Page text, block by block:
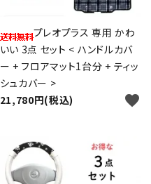
プレオプラス 専用 かわ
いい 3点 セット < ハンドルカバ
ー + フロアマット1台分 + ティッ
シュカバー >
21,780円(税込)
favorite